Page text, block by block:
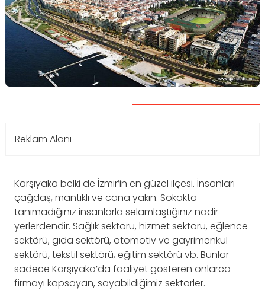
Reklam Alanı
Karşıyaka belki de İzmir’in en güzel ilçesi. İnsanları
çağdaş, mantıklı ve cana yakın. Sokakta
tanımadığınız insanlarla selamlaştığınız nadir
yerlerdendir. Sağlık sektörü, hizmet sektörü, eğlence
sektörü, gıda sektörü, otomotiv ve gayrimenkul
sektörü, tekstil sektörü, eğitim sektörü vb. Bunlar
sadece Karşıyaka’da faaliyet gösteren onlarca
firmayı kapsayan, sayabildiğimiz sektörler.